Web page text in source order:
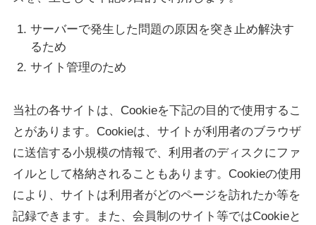
サーバーで発生した問題の原因を突き止め解決す
るため
サイト管理のため
当社の各サイトは、Cookieを下記の目的で使用するこ
とがあります。Cookieは、サイトが利用者のブラウザ
に送信する小規模の情報で、利用者のディスクにファ
イルとして格納されることもあります。Cookieの使用
により、サイトは利用者がどのページを訪れたか等を
記録できます。また、会員制のサイト等ではCookieと